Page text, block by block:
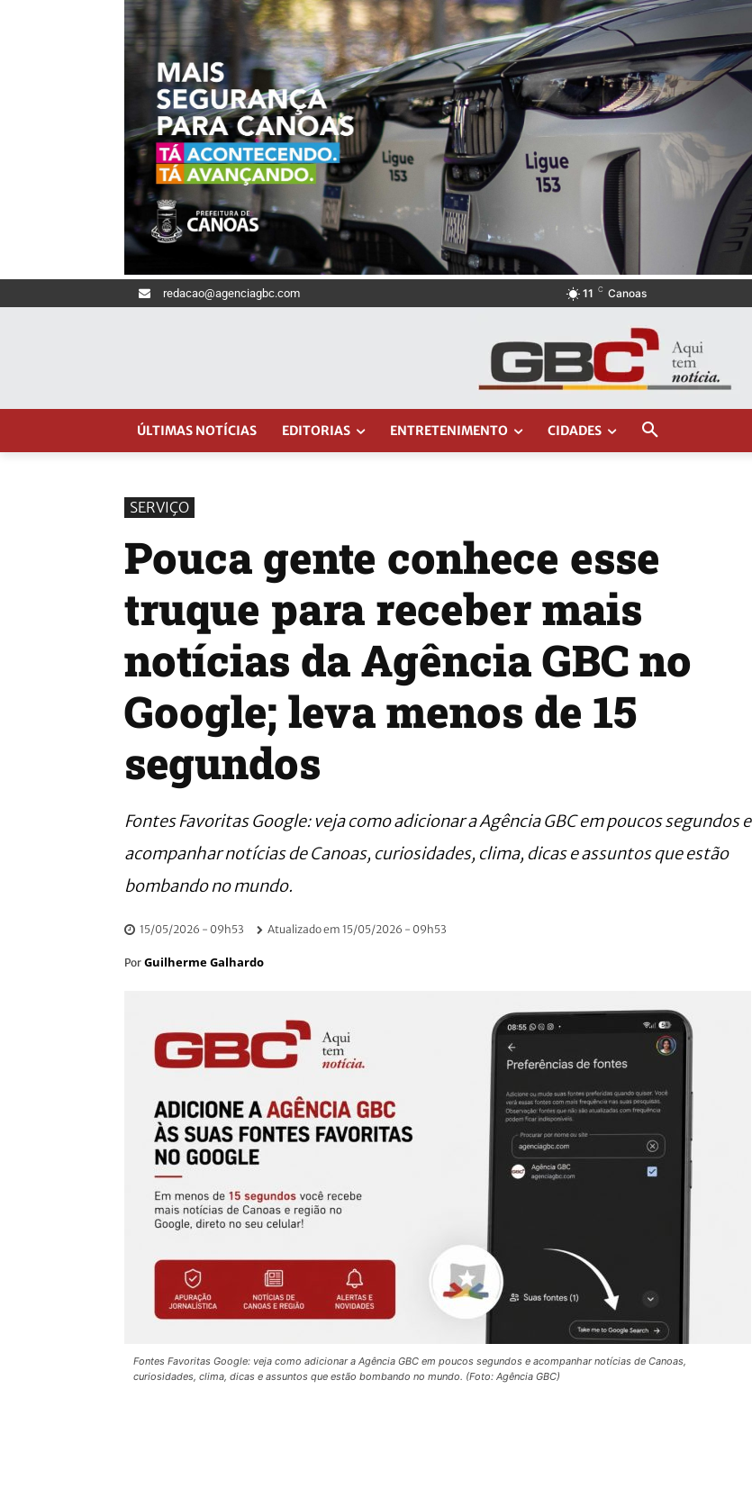
redacao@agenciagbc.com 11 C Canoas
ÚLTIMAS NOTÍCIAS EDITORIAS ENTRETENIMENTO CIDADES
SERVIÇO
Pouca gente conhece esse
truque para receber mais
notícias da Agência GBC no
Google; leva menos de 15
segundos
Fontes Favoritas Google: veja como adicionar a Agência GBC em poucos segundos e
acompanhar notícias de Canoas, curiosidades, clima, dicas e assuntos que estão
bombando no mundo.
15/05/2026 - 09h53 Atualizado em 15/05/2026 - 09h53
Por Guilherme Galhardo
Fontes Favoritas Google: veja como adicionar a Agência GBC em poucos segundos e acompanhar notícias de Canoas,
curiosidades, clima, dicas e assuntos que estão bombando no mundo. (Foto: Agência GBC)